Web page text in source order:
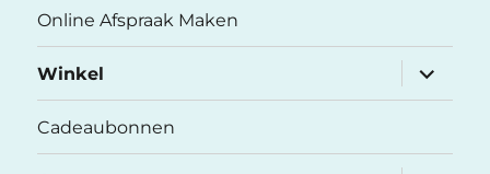
Online Afspraak Maken
Winkel
submenu
Cadeaubonnen